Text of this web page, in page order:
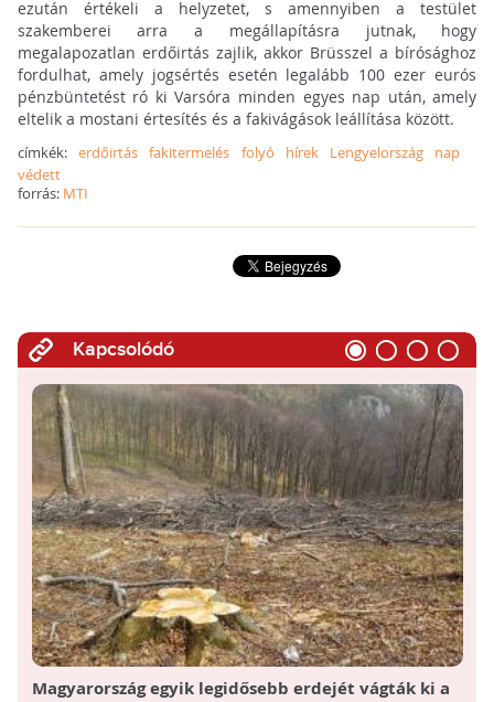
ezután értékeli a helyzetet, s amennyiben a testület
szakemberei arra a megállapításra jutnak, hogy
megalapozatlan erdőirtás zajlik, akkor Brüsszel a bírósághoz
fordulhat, amely jogsértés esetén legalább 100 ezer eurós
pénzbüntetést ró ki Varsóra minden egyes nap után, amely
eltelik a mostani értesítés és a fakivágások leállítása között.
címkék:erdőirtás fakitermelés folyó hírek Lengyelország
nap
védett
forrás: MTI
Kapcsolódó
Magyarország egyik legidősebb erdejét vágták ki a